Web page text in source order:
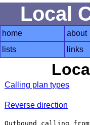
Local
home about
lists
links
Calling plan types
Reverse direction
Outbound calling from